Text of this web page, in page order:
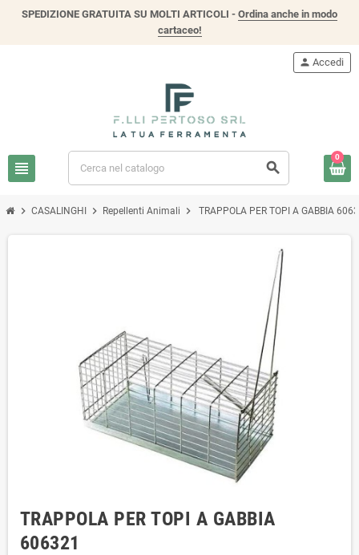
SPEDIZIONE GRATUITA SU MOLTI ARTICOLI - Ordina anche in modo
cartaceo!
view_headline search
person Accedi
0
chevron_right CASALINGHI chevron_right Repellenti Animali chevron_right TRAPPOLA PER TOPI A GABBIA
TRAPPOLA PER TOPI A GABBIA
606321